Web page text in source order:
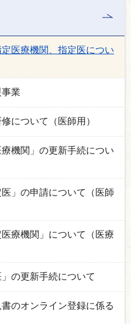
医療機関、指定医につい
業
について（医師用）
機関」の更新手続につい
」の申請について（医師
療機関」について（医療
の更新手続について
のオンライン登録に係る